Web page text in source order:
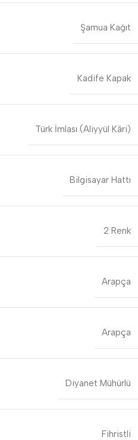
Şamua Kağıt
Kadife Kapak
Türk İmlası (Aliyyül Kâri)
Bilgisayar Hattı
2 Renk
Arapça
Arapça
Diyanet Mühürlü
Fihristli